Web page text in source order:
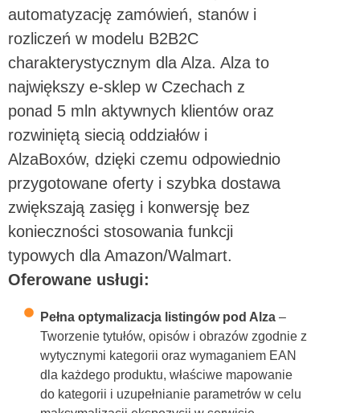
automatyzację zamówień, stanów i
rozliczeń w modelu B2B2C
charakterystycznym dla Alza. Alza to
największy e-sklep w Czechach z
ponad 5 mln aktywnych klientów oraz
rozwiniętą siecią oddziałów i
AlzaBoxów, dzięki czemu odpowiednio
przygotowane oferty i szybka dostawa
zwiększają zasięg i konwersję bez
konieczności stosowania funkcji
typowych dla Amazon/Walmart.
Oferowane usługi:
Pełna optymalizacja listingów pod Alza –
Tworzenie tytułów, opisów i obrazów zgodnie z
wytycznymi kategorii oraz wymaganiem EAN
dla każdego produktu, właściwe mapowanie
do kategorii i uzupełnianie parametrów w celu